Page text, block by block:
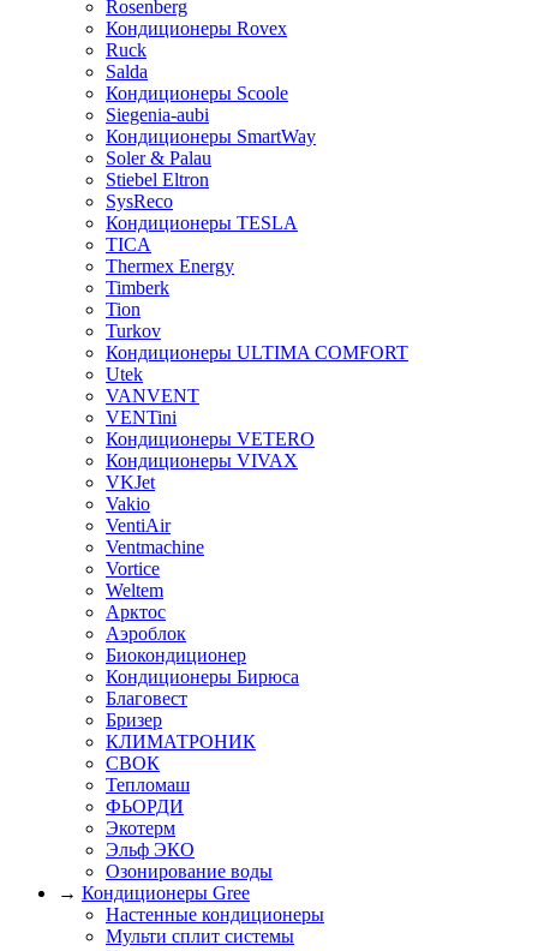
Rosenberg
Кондиционеры Rovex
Ruck
Salda
Кондиционеры Scoole
Siegenia-aubi
Кондиционеры SmartWay
Soler & Palau
Stiebel Eltron
SysReco
Кондиционеры TESLA
TICA
Thermex Energy
Timberk
Tion
Turkov
Кондиционеры ULTIMA COMFORT
Utek
VANVENT
VENTini
Кондиционеры VETERO
Кондиционеры VIVAX
VKJet
Vakio
VentiAir
Ventmachine
Vortice
Weltem
Арктос
Аэроблок
Биокондиционер
Кондиционеры Бирюса
Благовест
Бризер
КЛИМАТРОНИК
СВОК
Тепломаш
ФЬОРДИ
Экотерм
Эльф ЭКО
Озонирование воды
→ Кондиционеры Gree
Настенные кондиционеры
Мульти сплит системы